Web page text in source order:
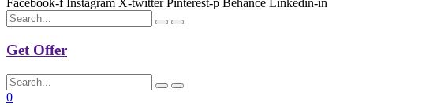
Facebook-f Instagram X-twitter Pinterest-p Behance Linkedin-in
Get Offer
0